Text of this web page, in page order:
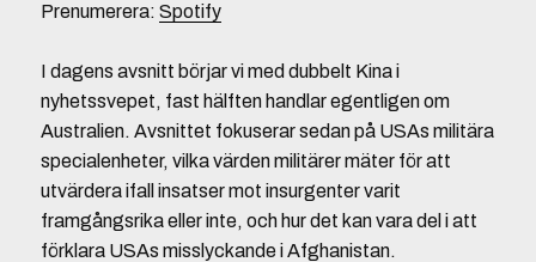
Prenumerera: Spotify
I dagens avsnitt börjar vi med dubbelt Kina i
nyhetssvepet, fast hälften handlar egentligen om
Australien. Avsnittet fokuserar sedan på USAs militära
specialenheter, vilka värden militärer mäter för att
utvärdera ifall insatser mot insurgenter varit
framgångsrika eller inte, och hur det kan vara del i att
förklara USAs misslyckande i Afghanistan.